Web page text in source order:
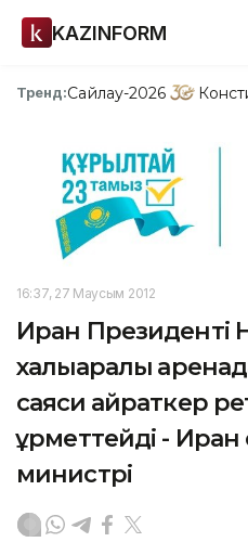
KAZINFORM
Тренд:Сайлау-2026
16:37, 27 Маусым 2012
Иран Президенті
халықаралық
саяси қайраткер
құрметтейді - Иран
министрі